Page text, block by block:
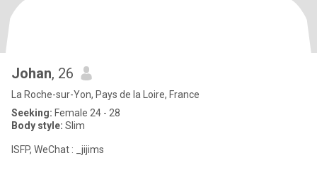
Johan, 26
La Roche-sur-Yon, Pays de la Loire, France
Seeking: Female 24 - 28
Body style: Slim
ISFP, WeChat : _jijims